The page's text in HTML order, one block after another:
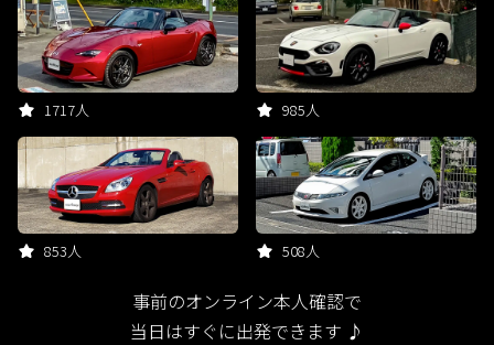
1717人 985人
853人 508人
事前のオンライン本人確認で
当日はすぐに出発できます ♪